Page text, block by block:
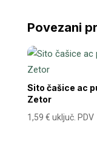
Povezani
Sito čašice ac
Zetor
1,59 € uključ. PDV